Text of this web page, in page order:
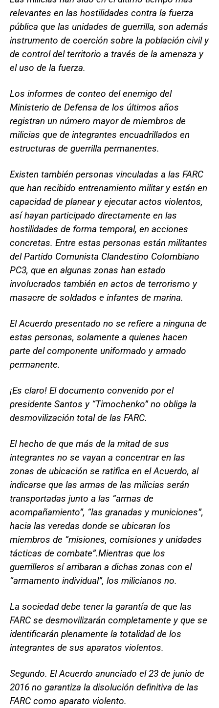
relevantes en las hostilidades contra la fuerza
pública que las unidades de guerrilla, son además
instrumento de coerción sobre la población civil y
de control del territorio a través de la amenaza y
el uso de la fuerza.
Los informes de conteo del enemigo del
Ministerio de Defensa de los últimos años
registran un número mayor de miembros de
milicias que de integrantes encuadrillados en
estructuras de guerrilla permanentes.
Existen también personas vinculadas a las FARC
que han recibido entrenamiento militar y están en
capacidad de planear y ejecutar actos violentos,
así hayan participado directamente en las
hostilidades de forma temporal, en acciones
concretas. Entre estas personas están militantes
del Partido Comunista Clandestino Colombiano
PC3, que en algunas zonas han estado
involucrados también en actos de terrorismo y
masacre de soldados e infantes de marina.
El Acuerdo presentado no se refiere a ninguna de
estas personas, solamente a quienes hacen
parte del componente uniformado y armado
permanente.
¡Es claro! El documento convenido por el
presidente Santos y “Timochenko” no obliga la
desmovilización total de las FARC.
El hecho de que más de la mitad de sus
integrantes no se vayan a concentrar en las
zonas de ubicación se ratifica en el Acuerdo, al
indicarse que las armas de las milicias serán
transportadas junto a las “armas de
acompañamiento”, “las granadas y municiones”,
hacia las veredas donde se ubicaran los
miembros de “misiones, comisiones y unidades
tácticas de combate”.Mientras que los
guerrilleros sí arribaran a dichas zonas con el
“armamento individual”, los milicianos no.
La sociedad debe tener la garantía de que las
FARC se desmovilizarán completamente y que se
identificarán plenamente la totalidad de los
integrantes de sus aparatos violentos.
Segundo. El Acuerdo anunciado el 23 de junio de
2016 no garantiza la disolución definitiva de las
FARC como aparato violento.